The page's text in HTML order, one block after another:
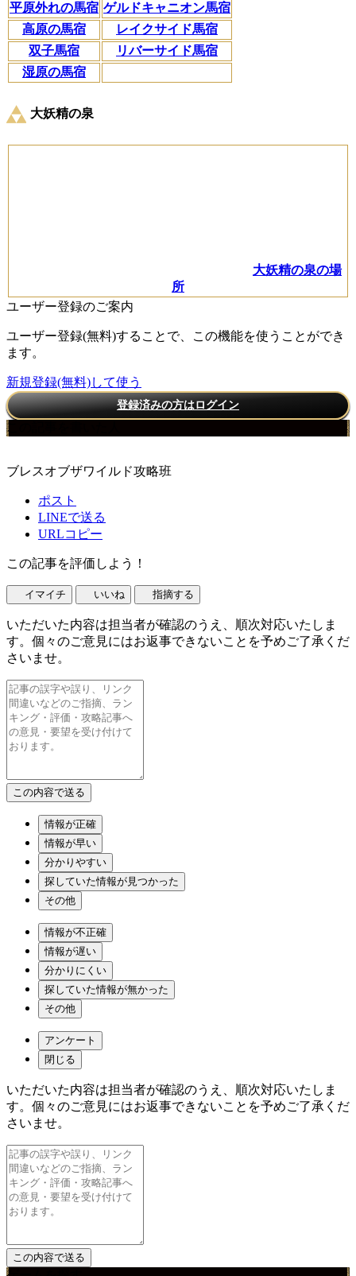
平原外れの馬宿 ゲルドキャニオン馬宿
高原の馬宿
レイクサイド馬宿
双子馬宿
リバーサイド馬宿
湿原の馬宿
大妖精の泉
大妖精の泉の場
所
ユーザー登録のご案内
ユーザー登録(無料)することで、この機能を使うことができ
ます。
新規登録(無料)して使う
登録済みの方はログイン
この記事を書いた人
ブレスオブザワイルド攻略班
ポスト
LINEで送る
URLコピー
この記事を評価しよう！
イマイチ いいね 指摘する
いただいた内容は担当者が確認のうえ、順次対応いたしま
す。個々のご意見にはお返事できないことを予めご了承くだ
さいませ。
情報が正確
情報が早い
分かりやすい
探していた情報が見つかった
その他
情報が不正確
情報が遅い
分かりにくい
探していた情報が無かった
その他
アンケート
閉じる
いただいた内容は担当者が確認のうえ、順次対応いたしま
す。個々のご意見にはお返事できないことを予めご了承くだ
さいませ。